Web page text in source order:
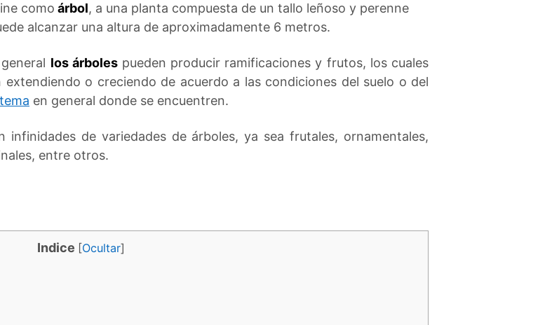
como árbol, a una planta compuesta de un tallo leñoso y perenne
alcanzar una altura de aproximadamente 6 metros.
los árbolespueden producir ramificaciones y frutos, los cuales
extendiendo o creciendo de acuerdo a las condiciones del suelo o del
en general donde se encuentren.
infinidades de variedades de árboles, ya sea frutales, ornamentales,
entre otros.
Indice [Ocultar]